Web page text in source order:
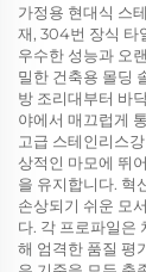
가정용 현대식 스
재, 304번 장식 타
우수한 성능과 오
밀한 건축용 몰딩
방 조리대부터 바
야에서 매끄럽게
고급 스테인리스
상적인 마모에 뛰
을 유지합니다. 혁
손상되기 쉬운 모
다. 각 프로파일은
해 엄격한 품질 평